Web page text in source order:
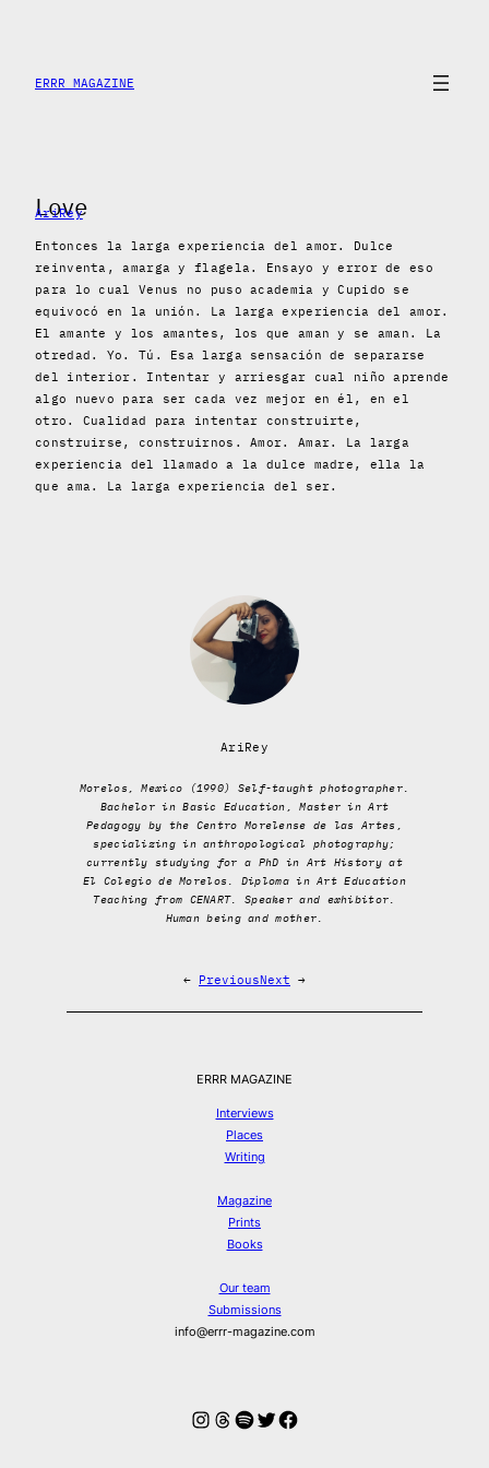
content
ERRR MAGAZINE
Love
AriRey
Entonces la larga experiencia del amor. Dulce
reinventa, amarga y flagela. Ensayo y error de eso
para lo cual Venus no puso academia y Cupido se
equivocó en la unión. La larga experiencia del amor.
El amante y los amantes, los que aman y se aman. La
otredad. Yo. Tú. Esa larga sensación de separarse
del interior. Intentar y arriesgar cual niño aprende
algo nuevo para ser cada vez mejor en él, en el
otro. Cualidad para intentar construirte,
construirse, construirnos. Amor. Amar. La larga
experiencia del llamado a la dulce madre, ella la
que ama. La larga experiencia del ser.
AriRey
Morelos, Mexico (1990) Self-taught photographer.
Bachelor in Basic Education, Master in Art
Pedagogy by the Centro Morelense de las Artes,
specializing in anthropological photography;
currently studying for a PhD in Art History at
El Colegio de Morelos. Diploma in Art Education
Teaching from CENART. Speaker and exhibitor.
Human being and mother.
← PreviousNext →
ERRR MAGAZINE
Interviews
Places
Writing
Magazine
Prints
Books
Our team
Submissions
info@errr-magazine.com
Instagram
Threads
Spotify
Twitter
Facebook